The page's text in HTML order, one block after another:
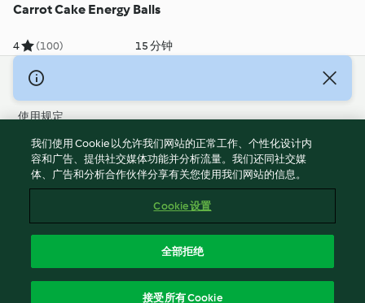
Carrot Cake Energy Balls
4 (100) 15 分钟
© 版权 2026
使用规定
隐私政策
免责声明
版本说明
报告内容
无障碍声明
我们使用 Cookie 以允许我们网站的正常工作、个性化设计内
容和广告、提供社交媒体功能并分析流量。我们还同社交媒
体、广告和分析合作伙伴分享有关您使用我们网站的信息。
Cookie 设置
全部拒绝
接受所有 Cookie